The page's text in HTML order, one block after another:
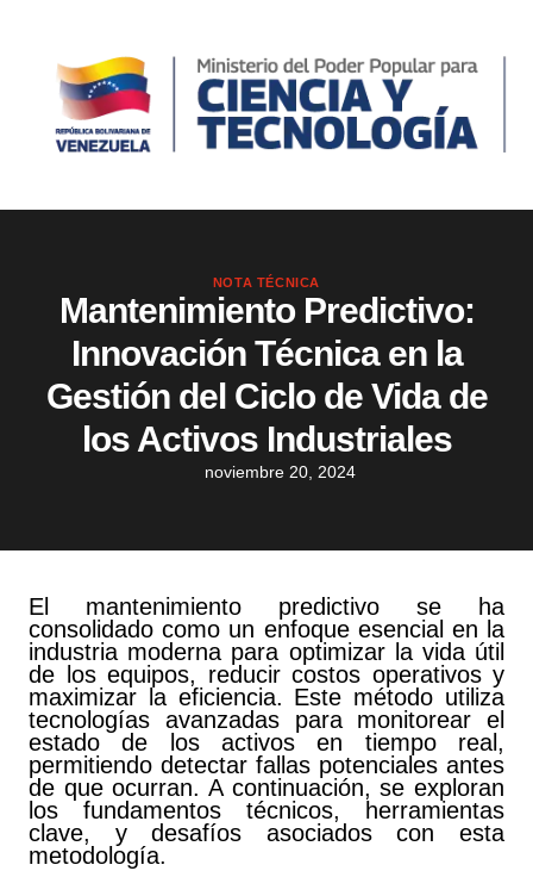
NOTA TÉCNICA
Mantenimiento Predictivo:
Innovación Técnica en la
Gestión del Ciclo de Vida de
los Activos Industriales
noviembre 20, 2024
El mantenimiento predictivo se ha
consolidado como un enfoque esencial en la
industria moderna para optimizar la vida útil
de los equipos, reducir costos operativos y
maximizar la eficiencia. Este método utiliza
tecnologías avanzadas para monitorear el
estado de los activos en tiempo real,
permitiendo detectar fallas potenciales antes
de que ocurran. A continuación, se exploran
los fundamentos técnicos, herramientas
clave, y desafíos asociados con esta
metodología.